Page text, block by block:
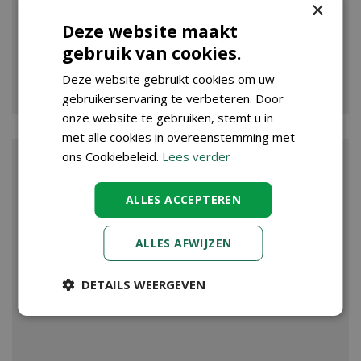
VIJVER
×
Deze website maakt
gebruik van cookies.
Deze website gebruikt cookies om uw
gebruikerservaring te verbeteren. Door
onze website te gebruiken, stemt u in
met alle cookies in overeenstemming met
ons Cookiebeleid. Lees verder
ALLES ACCEPTEREN
ALLES AFWIJZEN
DETAILS WEERGEVEN